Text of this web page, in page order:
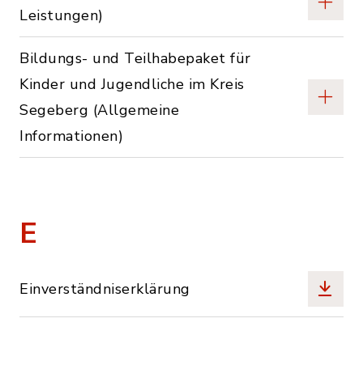
Leistungen)
Bildungs- und Teilhabepaket für
Kinder und Jugendliche im Kreis
Segeberg (Allgemeine
Informationen)
E
Einverständniserklärung